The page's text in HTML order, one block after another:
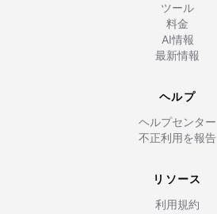
ツール
料金
AI情報
最新情報
ヘルプ
ヘルプセンター
不正利用を報告
リソース
利用規約